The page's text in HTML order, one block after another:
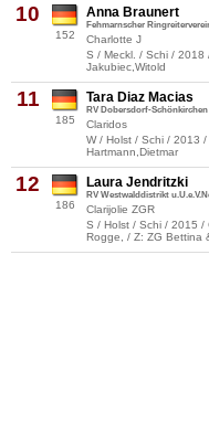
10
152
Anna Braunert
Fehmarnscher
Charlotte J
S / Meckl. / Schi / 2018
Jakubiec,Witold
11
185
Tara Diaz Macias
RV Dobersdorf-Schönkirchen
Claridos
W / Holst / Schi / 2013
Hartmann,Dietmar
12
186
Laura Jendritzki
RV Westwalddistrikt
Clarijolie ZGR
S / Holst / Schi / 2015 /
Rogge, / Z: ZG Bettina